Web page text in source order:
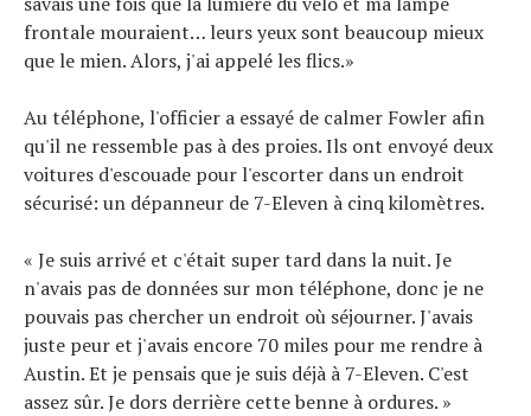
frontale mouraient… leurs yeux sont beaucoup mieux
que le mien. Alors, j'ai appelé les flics.»
Au téléphone, l'officier a essayé de calmer Fowler afin
qu'il ne ressemble pas à des proies. Ils ont envoyé deux
voitures d'escouade pour l'escorter dans un endroit
sécurisé: un dépanneur de 7-Eleven à cinq kilomètres.
« Je suis arrivé et c'était super tard dans la nuit. Je
n'avais pas de données sur mon téléphone, donc je ne
pouvais pas chercher un endroit où séjourner. J'avais
juste peur et j'avais encore 70 miles pour me rendre à
Austin. Et je pensais que je suis déjà à 7-Eleven. C'est
assez sûr. Je dors derrière cette benne à ordures. »